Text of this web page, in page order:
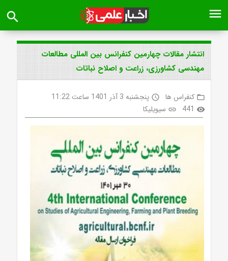
menu
search
انتشار مقالات چهارمین کنفرانس بین المللی مطالعات
مهندسی کشاورزی، زراعت و اصلاح نباتات
folder_open کنفراس ها access_time پنجشنبه 3 آذر 1401 ساعت 11:22
visibility
441
link سیویلیکا